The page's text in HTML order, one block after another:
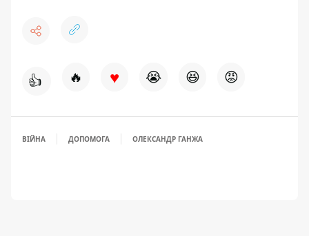
👍 🔥 ♥ 😭 😆 😡
ВІЙНА ДОПОМОГА ОЛЕКСАНДР ГАНЖА